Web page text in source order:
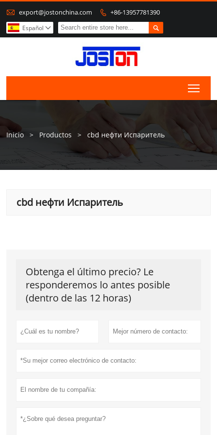
 export@jostonchina.com  +86-13957781390

Español 
Inicio > Productos > cbd нефти Испаритель
cbd нефти Испаритель
Obtenga el último precio? Le
responderemos lo antes posible
(dentro de las 12 horas)